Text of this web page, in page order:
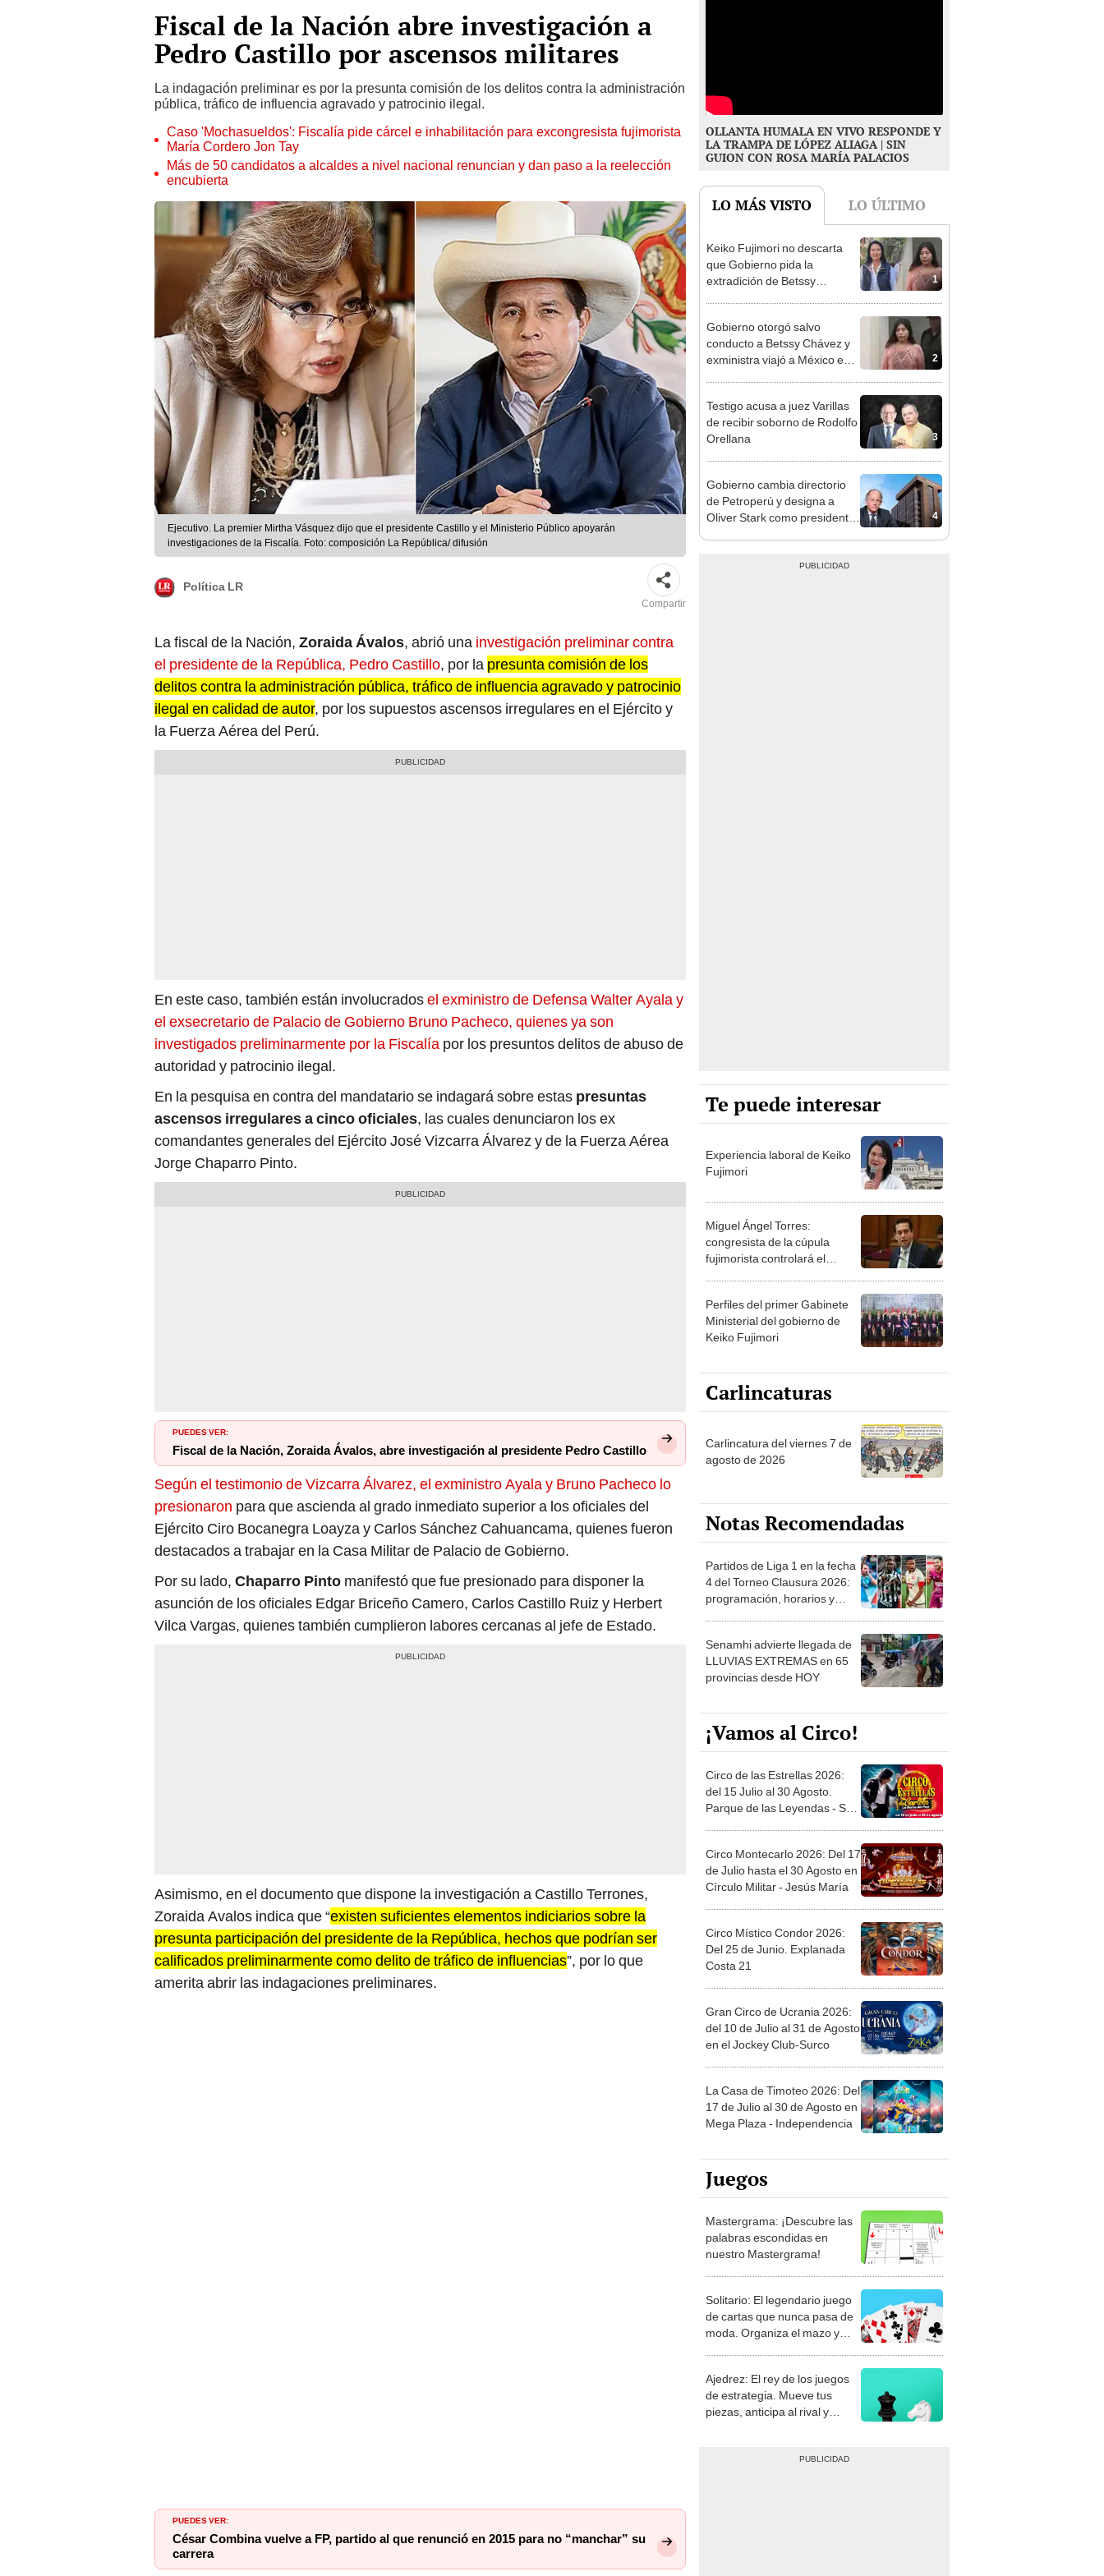
Fiscal de la Nación abre investigación a
Pedro Castillo por ascensos militares
La indagación preliminar es por la presunta comisión de los delitos contra la administración
pública, tráfico de influencia agravado y patrocinio ilegal.
Caso 'Mochasueldos': Fiscalía pide cárcel e inhabilitación para excongresista fujimorista
María Cordero Jon Tay
Más de 50 candidatos a alcaldes a nivel nacional renuncian y dan paso a la reelección
encubierta
Ejecutivo. La premier Mirtha Vásquez dijo que el presidente Castillo y el Ministerio Público apoyarán
investigaciones de la Fiscalía. Foto: composición La República/ difusión
Política LR
Compartir
La fiscal de la Nación, Zoraida Ávalos, abrió una investigación preliminar contra
el presidente de la República, Pedro Castillo, por la presunta comisión de los
delitos contra la administración pública, tráfico de influencia agravado y patrocinio
ilegal en calidad de autor, por los supuestos ascensos irregulares en el Ejército y
la Fuerza Aérea del Perú.
En este caso, también están involucradosel exministro de Defensa Walter Ayala y
el exsecretario de Palacio de Gobierno Bruno Pacheco, quienes ya son
investigados preliminarmente por la Fiscalía por los presuntos delitos de abuso de
autoridad y patrocinio ilegal.
En la pesquisa en contra del mandatario se indagará sobre estas presuntas
ascensos irregulares a cinco oficiales, las cuales denunciaron los ex
comandantes generales del Ejército José Vizcarra Álvarez y de la Fuerza Aérea
Jorge Chaparro Pinto.
PUEDES VER:
Fiscal de la Nación, Zoraida Ávalos, abre investigación al presidente Pedro Castillo
Según el testimonio de Vizcarra Álvarez, el exministro Ayala y Bruno Pacheco lo
presionaron para que ascienda al grado inmediato superior a los oficiales del
Ejército Ciro Bocanegra Loayza y Carlos Sánchez Cahuancama, quienes fueron
destacados a trabajar en la Casa Militar de Palacio de Gobierno.
Por su lado, Chaparro Pinto manifestó que fue presionado para disponer la
asunción de los oficiales Edgar Briceño Camero, Carlos Castillo Ruiz y Herbert
Vilca Vargas, quienes también cumplieron labores cercanas al jefe de Estado.
Asimismo, en el documento que dispone la investigación a Castillo Terrones,
Zoraida Avalos indica que “existen suficientes elementos indiciarios sobre la
presunta participación del presidente de la República, hechos que podrían ser
calificados preliminarmente como delito de tráfico de influencias”, por lo que
amerita abrir las indagaciones preliminares.
PUEDES VER:
César Combina vuelve a FP, partido al que renunció en 2015 para no “manchar” su
carrera
OLLANTA HUMALA EN VIVO RESPONDE Y
LA TRAMPA DE LÓPEZ ALIAGA | SIN
GUION CON ROSA MARÍA PALACIOS
LO MÁS VISTO LO ÚLTIMO
1
Keiko Fujimori no descarta
que Gobierno pida la
extradición de Betssy
2
Gobierno otorgó salvo
conducto a Betssy Chávez y
exministra viajó a México en
3
Testigo acusa a juez Varillas
de recibir soborno de Rodolfo
Orellana
4
Gobierno cambia directorio
de Petroperú y designa a
Oliver Stark como presidente
Te puede interesar
Experiencia laboral de Keiko
Fujimori
Miguel Ángel Torres:
congresista de la cúpula
fujimorista controlará el
Perfiles del primer Gabinete
Ministerial del gobierno de
Keiko Fujimori
Carlincaturas
Carlincatura del viernes 7 de
agosto de 2026
Notas Recomendadas
Partidos de Liga 1 en la fecha
4 del Torneo Clausura 2026:
programación, horarios y
Senamhi advierte llegada de
LLUVIAS EXTREMAS en 65
provincias desde HOY
¡Vamos al Circo!
Circo de las Estrellas 2026:
del 15 Julio al 30 Agosto.
Parque de las Leyendas - San
Circo Montecarlo 2026: Del 17
de Julio hasta el 30 Agosto en
Círculo Militar - Jesús María
Circo Místico Condor 2026:
Del 25 de Junio. Explanada
Costa 21
Gran Circo de Ucrania 2026:
del 10 de Julio al 31 de Agosto
en el Jockey Club-Surco
La Casa de Timoteo 2026: Del
17 de Julio al 30 de Agosto en
Mega Plaza - Independencia
Juegos
Mastergrama: ¡Descubre las
palabras escondidas en
nuestro Mastergrama!
Solitario: El legendario juego
de cartas que nunca pasa de
moda. Organiza el mazo y
Ajedrez: El rey de los juegos
de estrategia. Mueve tus
piezas, anticipa al rival y